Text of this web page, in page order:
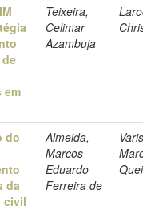
em
Teixeira,
Celimar
Azambuja
do
da
civil
Almeida,
Marcos
Eduardo
Ferreira de